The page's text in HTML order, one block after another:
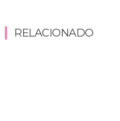
RELACIONADO